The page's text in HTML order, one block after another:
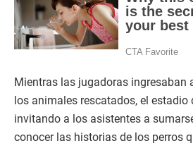
Mientras las jugadoras ingresaban
los animales rescatados, el
invitando a los asistentes a
conocer las historias de los perros